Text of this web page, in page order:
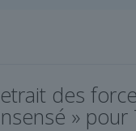
des
» pour